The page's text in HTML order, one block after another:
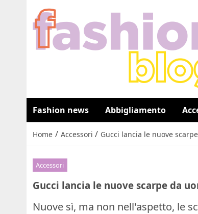
Fashion news Abbigliamento
Home / Accessori / Gucci lancia le nuove
Accessori
Gucci lancia le nuove scarpe da
Nuove sì, ma non nell'aspetto, le